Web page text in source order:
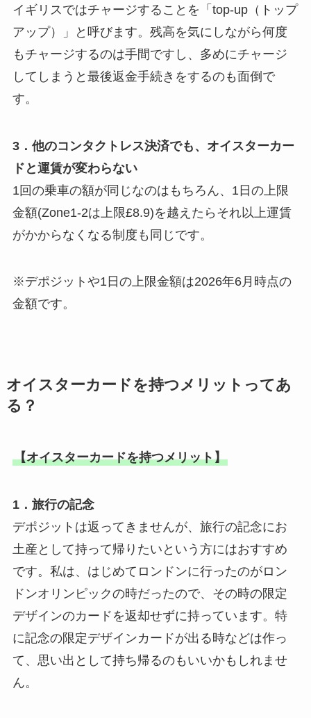
イギリスではチャージすることを「top-up（トップ
アップ）」と呼びます。残高を気にしながら何度
もチャージするのは手間ですし、多めにチャージ
してしまうと最後返金手続きをするのも面倒で
す。
3．他のコンタクトレス決済でも、オイスターカー
ドと運賃が変わらない
1回の乗車の額が同じなのはもちろん、1日の上限
金額(Zone1-2は上限£8.9)を越えたらそれ以上運賃
がかからなくなる制度も同じです。
※デポジットや1日の上限金額は2026年6月時点の
金額です。
オイスターカードを持つメリットってあ
る？
【オイスターカードを持つメリット】
1．旅行の記念
デポジットは返ってきませんが、旅行の記念にお
土産として持って帰りたいという方にはおすすめ
です。私は、はじめてロンドンに行ったのがロン
ドンオリンピックの時だったので、その時の限定
デザインのカードを返却せずに持っています。特
に記念の限定デザインカードが出る時などは作っ
て、思い出として持ち帰るのもいいかもしれませ
ん。